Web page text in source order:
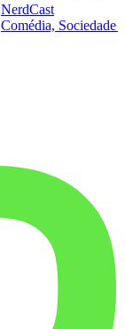
NerdCast
Comédia, Sociedade